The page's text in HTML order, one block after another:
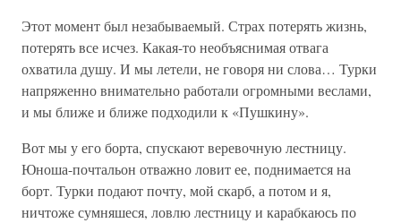
Этот момент был незабываемый. Страх потерять жизнь,
потерять все исчез. Какая-то необъяснимая отвага
охватила душу. И мы летели, не говоря ни слова… Турки
напряженно внимательно работали огромными веслами,
и мы ближе и ближе подходили к «Пушкину».
Вот мы у его борта, спускают веревочную лестницу.
Юноша-почтальон отважно ловит ее, поднимается на
борт. Турки подают почту, мой скарб, а потом и я,
ничтоже сумняшеся, ловлю лестницу и карабкаюсь по